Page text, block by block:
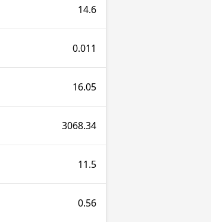
14.6
0.011
16.05
3068.34
11.5
0.56